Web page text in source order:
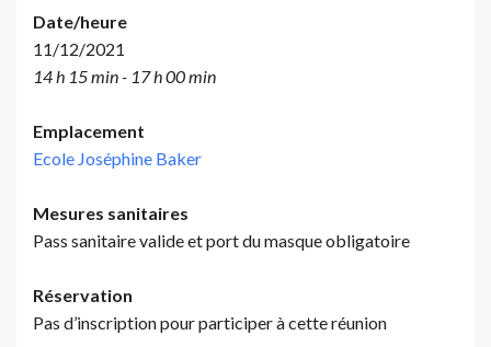
Date/heure
11/12/2021
14 h 15 min - 17 h 00 min
Emplacement
Ecole Joséphine Baker
Mesures sanitaires
Pass sanitaire valide et port du masque obligatoire
Réservation
Pas d’inscription pour participer à cette réunion